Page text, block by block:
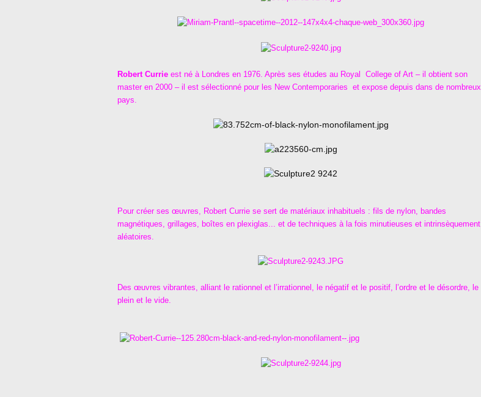
Robert Currie est né à Londres en 1976. Après ses études au Royal College of Art – il obtient son
master en 2000 – il est sélectionné pour les New Contemporaries et expose depuis dans de nombreux
pays.
Pour créer ses œuvres, Robert Currie se sert de matériaux inhabituels : fils de nylon, bandes
magnétiques, grillages, boîtes en plexiglas... et de techniques à la fois minutieuses et intrinsèquement
aléatoires.
Des œuvres vibrantes, alliant le rationnel et l’irrationnel, le négatif et le positif, l’ordre et le désordre, le
plein et le vide.